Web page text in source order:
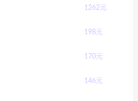
1262元
198元
170元
146元